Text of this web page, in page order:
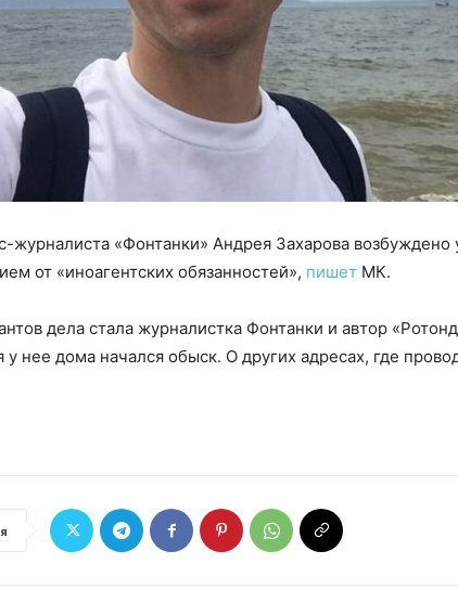
журналиста «Фонтанки» Андрея Захарова возбуждено
от «иноагентских обязанностей», пишет МК.
дела стала журналистка Фонтанки и автор
у нее дома начался обыск. О других адресах, где